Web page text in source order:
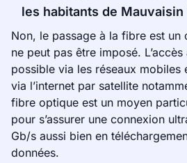
les habitants de Mauvaisin
Non, le passage à la fibre est un
ne peut pas être imposé.
possible via les réseaux mobiles
via l’internet par satellite
fibre optique est un moyen
pour s’assurer une connexion
Gb/s aussi bien en
données.